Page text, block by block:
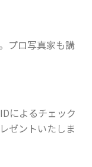
プロ写真家も講
によるチェック
ゼントいたしま